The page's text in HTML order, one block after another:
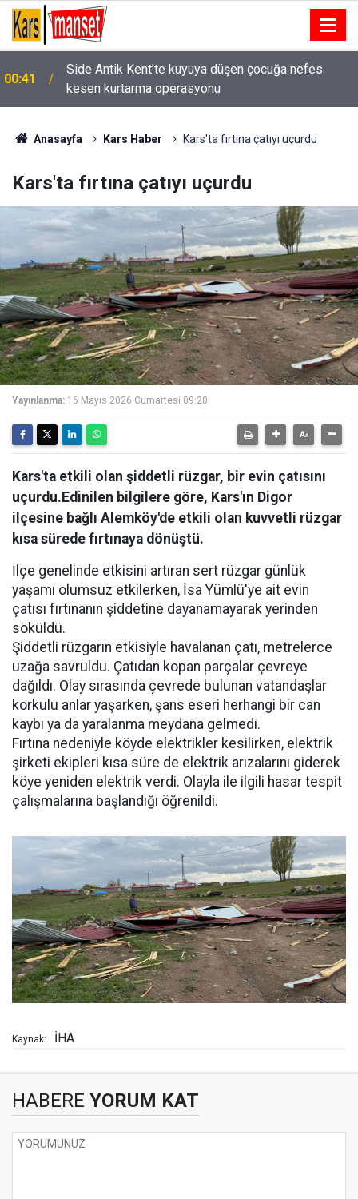
00:24
Eskişehir’de kaza sonrası güvenlik kamerası
izlenirken bıçaklı kavga: 2 yaralı
Anasayfa Kars Haber Kars'ta fırtına çatıyı uçurdu
Kars'ta fırtına çatıyı uçurdu
Yayınlanma: 16 Mayıs 2026 Cumartesi 09:20
Kars'ta etkili olan şiddetli rüzgar, bir evin çatısını
uçurdu.Edinilen bilgilere göre, Kars'ın Digor
ilçesine bağlı Alemköy'de etkili olan kuvvetli rüzgar
kısa sürede fırtınaya dönüştü.
İlçe genelinde etkisini artıran sert rüzgar günlük
yaşamı olumsuz etkilerken, İsa Yümlü'ye ait evin
çatısı fırtınanın şiddetine dayanamayarak yerinden
söküldü.
Şiddetli rüzgarın etkisiyle havalanan çatı, metrelerce
uzağa savruldu. Çatıdan kopan parçalar çevreye
dağıldı. Olay sırasında çevrede bulunan vatandaşlar
korkulu anlar yaşarken, şans eseri herhangi bir can
kaybı ya da yaralanma meydana gelmedi.
Fırtına nedeniyle köyde elektrikler kesilirken, elektrik
şirketi ekipleri kısa süre de elektrik arızalarını giderek
köye yeniden elektrik verdi. Olayla ile ilgili hasar tespit
çalışmalarına başlandığı öğrenildi.
Kaynak: İHA
HABERE YORUM KAT